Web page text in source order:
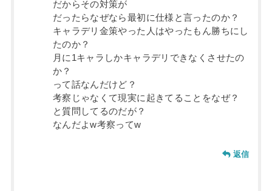
だからその対策が
だったらなぜなら最初に仕様と言ったのか？
キャラデリ金策やった人はやったもん勝ちにし
たのか？
月に1キャラしかキャラデリできなくさせたの
か？
って話なんだけど？
考察じゃなくて現実に起きてることをなぜ？
と質問してるのだが？
なんだよw考察ってw
返信